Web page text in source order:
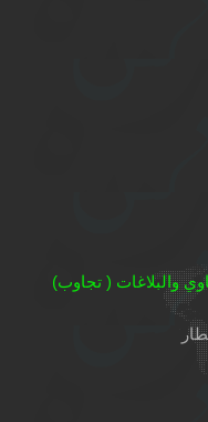
والبلاغات ( تجاوب)